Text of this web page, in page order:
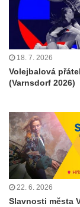
18. 7. 2026
Volejbalová
(Varnsdorf 2026)
22. 6. 2026
Slavnosti města